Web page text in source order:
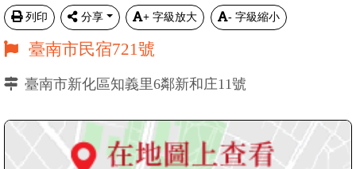
列印 分享 + 字級放大 - 字級縮小
臺南市民宿721號
臺南市新化區知義里6鄰新和庄11號